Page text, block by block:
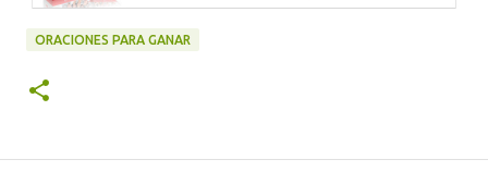
ORACIONES PARA GANAR